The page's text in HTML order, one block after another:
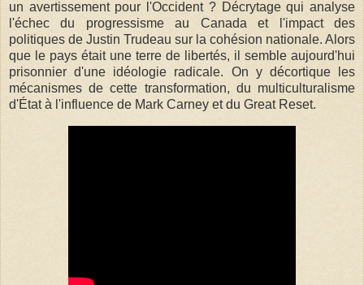
un avertissement pour l'Occident ? Décrytage qui analyse
l'échec du progressisme au Canada et l'impact des
politiques de Justin Trudeau sur la cohésion nationale. Alors
que le pays était une terre de libertés, il semble aujourd'hui
prisonnier d'une idéologie radicale. On y décortique les
mécanismes de cette transformation, du multiculturalisme
d'État à l'influence de Mark Carney et du Great Reset.